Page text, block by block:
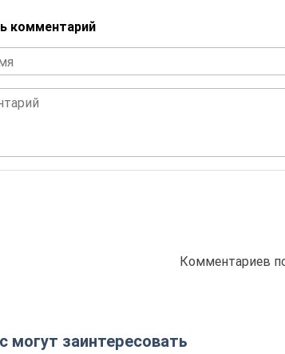
комментарий
Комментариев
могут заинтересовать